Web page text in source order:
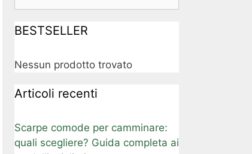
BESTSELLER
Nessun prodotto trovato
Articoli recenti
Scarpe comode per camminare:
quali scegliere? Guida completa ai